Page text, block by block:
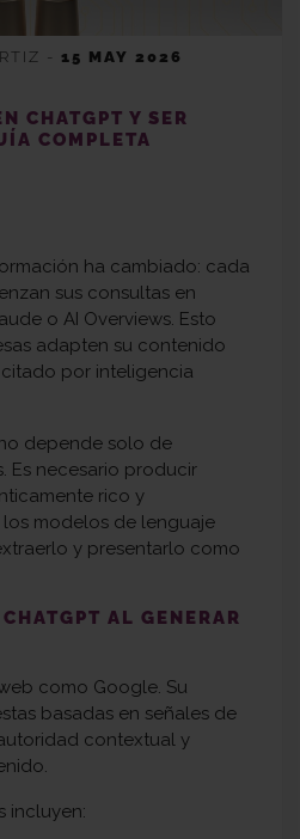
- 15 MAY 2026
CHATGPT Y SER
COMPLETA
ha cambiado: cada
sus consultas en
o AI Overviews. Esto
adapten su contenido
por inteligencia
depende solo de
Es necesario producir
rico y
modelos de lenguaje
y presentarlo como
AL GENERAR
como Google. Su
basadas en señales de
contextual y
incluyen: